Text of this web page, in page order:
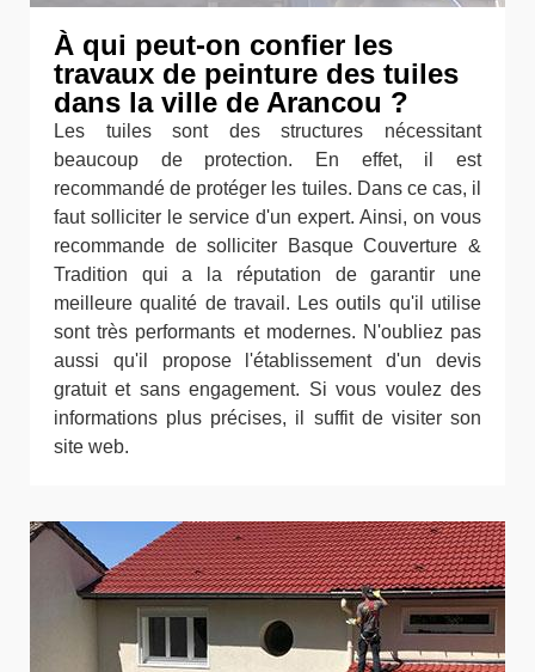
À qui peut-on confier les
travaux de peinture des tuiles
dans la ville de Arancou ?
Les tuiles sont des structures nécessitant
beaucoup de protection. En effet, il est
recommandé de protéger les tuiles. Dans ce cas, il
faut solliciter le service d'un expert. Ainsi, on vous
recommande de solliciter Basque Couverture &
Tradition qui a la réputation de garantir une
meilleure qualité de travail. Les outils qu'il utilise
sont très performants et modernes. N'oubliez pas
aussi qu'il propose l'établissement d'un devis
gratuit et sans engagement. Si vous voulez des
informations plus précises, il suffit de visiter son
site web.